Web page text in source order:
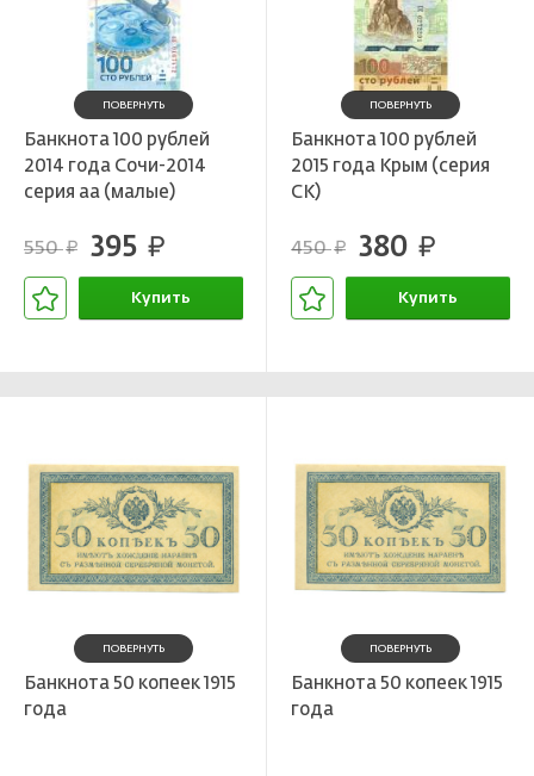
ПОВЕРНУТЬ
Банкнота 100 рублей
2014 года Сочи-2014
серия аа (малые)
550руб. 395 руб.
Купить
ПОВЕРНУТЬ
Банкнота 100 рублей
2015 года Крым (серия
СК)
450руб. 380 руб.
Купить
ПОВЕРНУТЬ
Банкнота 50 копеек 1915
года
ПОВЕРНУТЬ
Банкнота 50 копеек 1915
года